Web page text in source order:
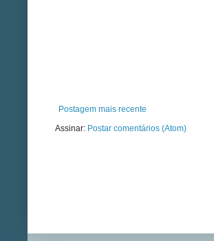
Postagem mais recente
Assinar: Postar comentários (Atom)